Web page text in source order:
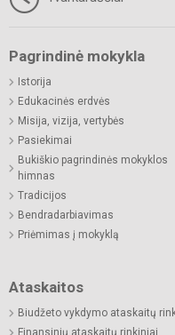
Pagrindinė mokykla
Istorija
Edukacinės erdvės
Misija, vizija, vertybės
Pasiekimai
Bukiškio pagrindinės mokyklos
himnas
Tradicijos
Bendradarbiavimas
Priėmimas į mokyklą
Ataskaitos
Biudžeto vykdymo ataskaitų
Finansinių ataskaitų rinkiniai